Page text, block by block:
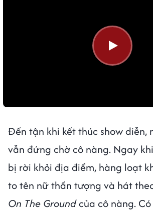
Đến tận khi kết thúc show diễn,
vẫn đứng chờ cô nàng. Ngay
bị rời khỏi địa điểm, hàng loạt
to tên nữ thần tượng và hát
On The Groundcủa cô nàng. Có